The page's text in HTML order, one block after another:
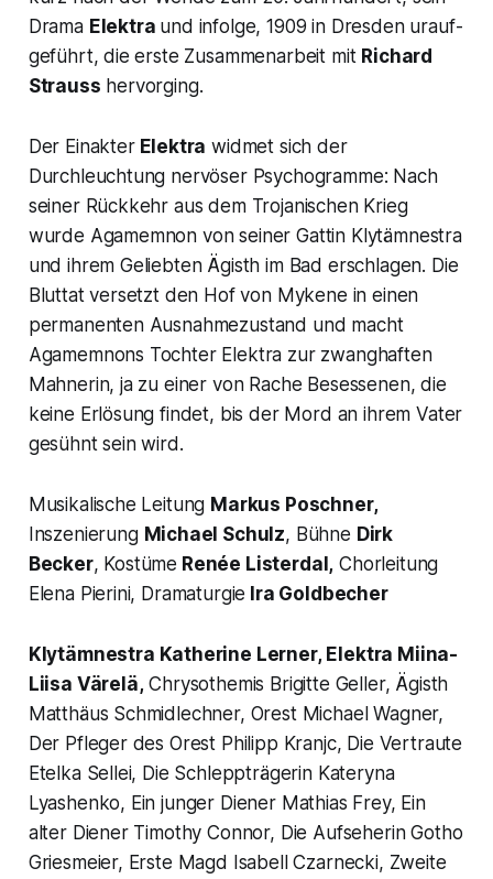
Drama Elektra und infolge, 1909 in Dresden urauf­
geführt, die erste Zusammenarbeit mit Richard
Strauss hervorging.
Der EinakterElektra widmet sich der
Durchleuchtung nervöser Psycho­gramme: Nach
seiner Rückkehr aus dem Trojanischen Krieg
wurde Agamemnon von seiner Gattin Klytämnestra
und ihrem Geliebten Ägisth im Bad erschlagen. Die
Bluttat versetzt den Hof von Mykene in einen
permanenten Ausnahmezustand und macht
Agamemnons Toch­ter Elektra zur zwanghaften
Mahnerin, ja zu einer von Rache Besesse­nen, die
keine Erlösung findet, bis der Mord an ihrem Vater
gesühnt sein wird.
Musikalische Leitung Markus Poschner,
Inszenierung Michael Schulz, Bühne Dirk
Becker, Kostüme Renée Listerdal, Chorleitung
Elena Pierini, Dramaturgie Ira Goldbecher
Klytämnestra Katherine Lerner, Elektra Miina-
Liisa Värelä,Chrysothemis Brigitte Geller, Ägisth
Matthäus Schmidlechner, Orest Michael Wagner,
Der Pfleger des Orest Philipp Kranjc, Die Vertraute
Etelka Sellei, Die Schleppträgerin Kateryna
Lyashenko, Ein junger Diener Mathias Frey, Ein
alter Diener Timothy Connor, Die Aufseherin Gotho
Griesmeier, Erste Magd Isabell Czarnecki, Zweite